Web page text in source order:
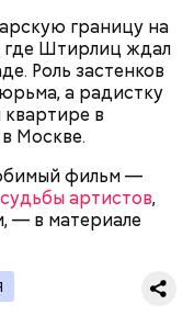
границу на
где Штирлиц ждал
Роль застенков
а радистку
в
Москве.
фильм —
артистов,
— в материале
щи, котлеты,
пироги, омлет,
от него не будет.
человека, тем
вероятность
—